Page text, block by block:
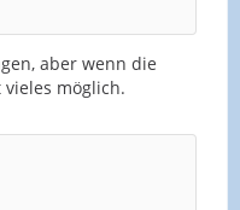
aber wenn die
möglich.